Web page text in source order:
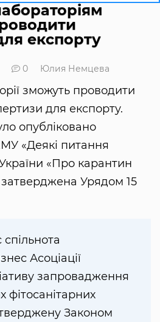
експорту
0 Юлия Немцева
зможуть проводити
для експорту.
опубліковано
«Деякі питання
України «Про карантин
Урядом 15
Асоціації
запровадження
фітосанітарних
Законом